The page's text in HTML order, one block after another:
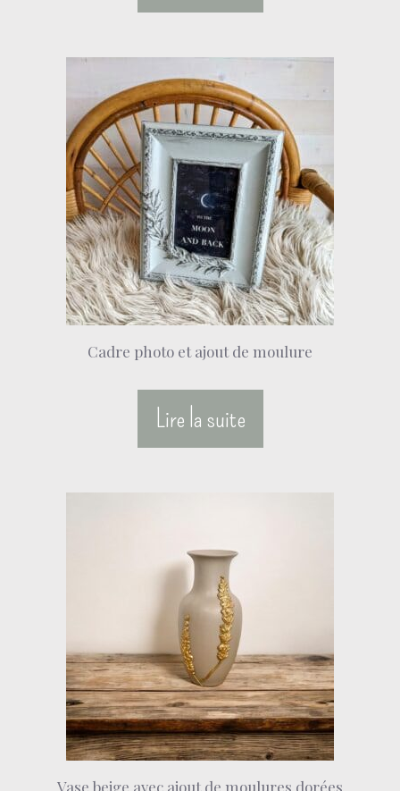
Cadre photo et ajout de moulure
Lire la suite
Vase beige avec ajout de moulures dorées